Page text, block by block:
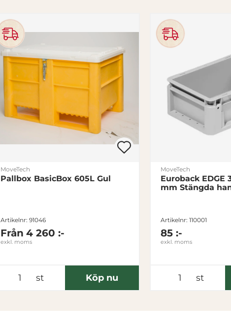
MoveTech
Pallbox BasicBox 605L Gul
Artikelnr: 91046
Från 4 260 :-
exkl. moms
st Köp nu
MoveTech
Euroback EDGE
mm Stängda
Artikelnr: 110001
85 :-
exkl. moms
st